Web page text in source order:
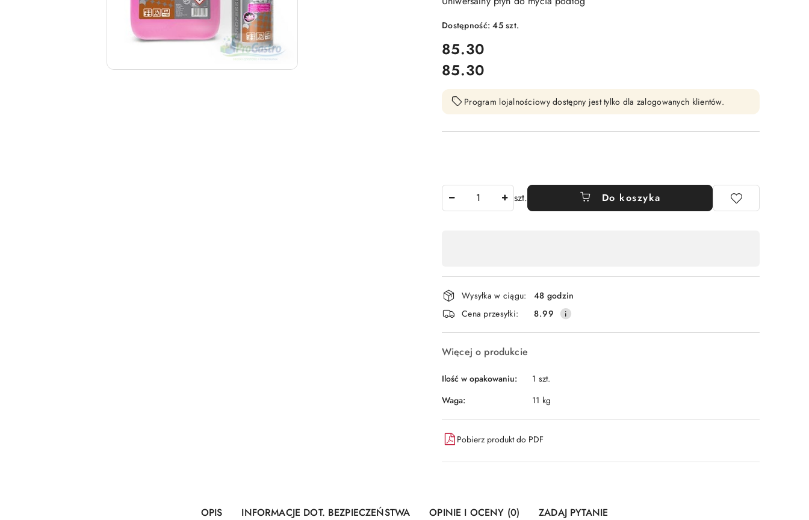
Dostępność:45szt.
cena:
85.30
Cena:
85.30
Program lojalnościowy dostępny jest tylko dla zalogowanych klientów.
szt. Do koszyka
płatność
i
dostawa
Wysyłka w ciągu:
48 godzin
Cena przesyłki:
8.99
Więcej o produkcie
Ilość w opakowaniu:
1 szt.
Waga:
11 kg
Pobierz produkt do PDF
OPIS INFORMACJE DOT. BEZPIECZEŃSTWA OPINIE I OCENY (0) ZADAJ PYTANIE